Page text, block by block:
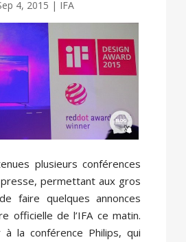
4, 2015 | IFA
plusieurs conférences
permettant aux gros
faire quelques annonces
officielle de l’IFA ce matin.
à la conférence Philips, qui